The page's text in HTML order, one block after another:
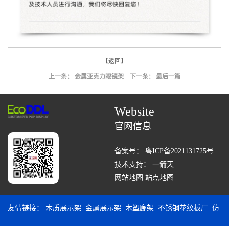
【返回】
上一条： 金属亚克力眼镜架 下一条： 最后一篇
Website
官网信息
备案号： 粤ICP备2021131725号
技术支持： 一箭天
网站地图 站点地图
友情链接： 木质展示架 金属展示架 木塑廊架 不锈钢花纹板厂 仿